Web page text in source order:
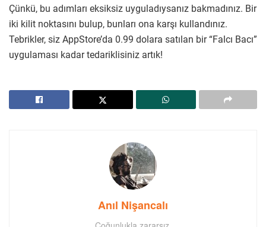
Çünkü, bu adımları eksiksiz uyguladıysanız bakmadınız. Bir
iki kilit noktasını bulup, bunları ona karşı kullandınız.
Tebrikler, siz AppStore’da 0.99 dolara satılan bir “Falcı Bacı”
uygulaması kadar tedariklisiniz artık!
Anıl Nişancalı